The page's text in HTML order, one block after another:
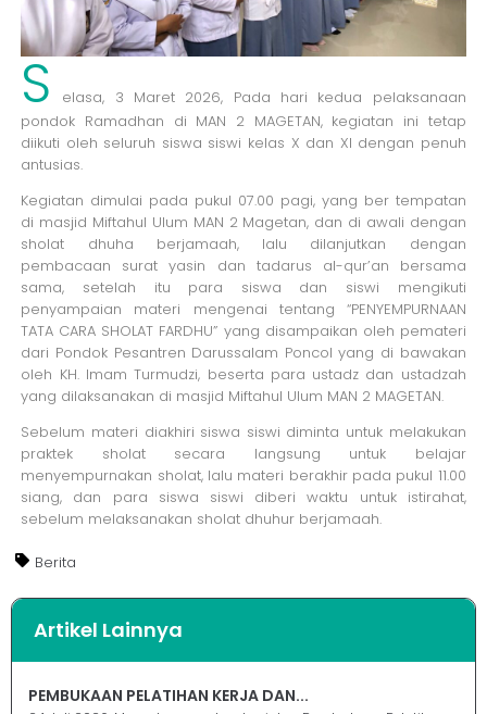
S
elasa, 3 Maret 2026, Pada hari kedua pelaksanaan
pondok Ramadhan di MAN 2 MAGETAN, kegiatan ini tetap
diikuti oleh seluruh siswa siswi kelas X dan XI dengan penuh
antusias.
Kegiatan dimulai pada pukul 07.00 pagi, yang ber tempatan
di masjid Miftahul Ulum MAN 2 Magetan, dan di awali dengan
sholat dhuha berjamaah, lalu dilanjutkan dengan
pembacaan surat yasin dan tadarus al-qur’an bersama
sama, setelah itu para siswa dan siswi mengikuti
penyampaian materi mengenai tentang “PENYEMPURNAAN
TATA CARA SHOLAT FARDHU” yang disampaikan oleh pemateri
dari Pondok Pesantren Darussalam Poncol yang di bawakan
oleh KH. Imam Turmudzi, beserta para ustadz dan ustadzah
yang dilaksanakan di masjid Miftahul Ulum MAN 2 MAGETAN.
Sebelum materi diakhiri siswa siswi diminta untuk melakukan
praktek sholat secara langsung untuk belajar
menyempurnakan sholat, lalu materi berakhir pada pukul 11.00
siang, dan para siswa siswi diberi waktu untuk istirahat,
sebelum melaksanakan sholat dhuhur berjamaah.
Berita
Artikel Lainnya
PEMBUKAAN PELATIHAN KERJA DAN...